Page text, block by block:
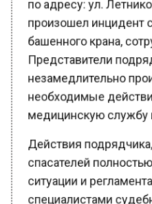
произошел инцидент
башенного крана,
Представители
незамедлительно
необходимые
медицинскую службу
Действия
спасателей
ситуации и
специалистами